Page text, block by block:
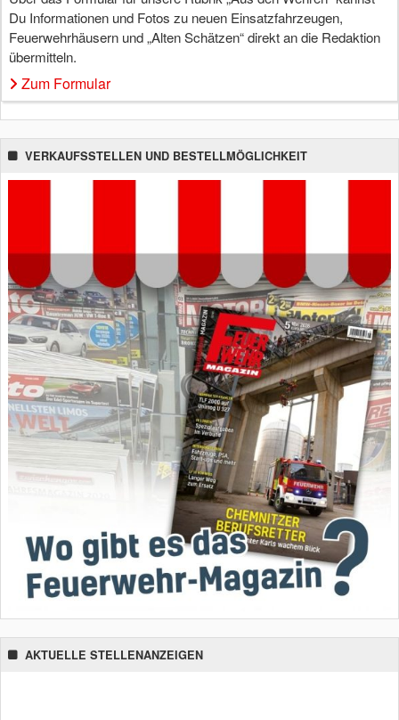
Du Informationen und Fotos zu neuen Einsatzfahrzeugen,
Feuerwehrhäusern und „Alten Schätzen“ direkt an die Redaktion
übermitteln.
Zum Formular
VERKAUFSSTELLEN UND BESTELLMÖGLICHKEIT
AKTUELLE STELLENANZEIGEN